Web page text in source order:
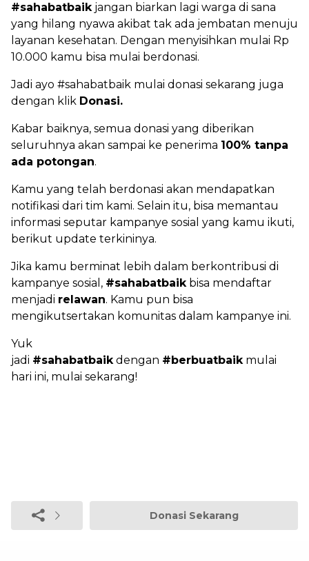
#sahabatbaikjangan biarkan lagi warga di sana
yang hilang nyawa akibat tak ada jembatan menuju
layanan kesehatan. Dengan menyisihkan mulai Rp
10.000 kamu bisa mulai berdonasi.
Jadi ayo #sahabatbaik mulai donasi sekarang juga
dengan klik Donasi.
Kabar baiknya, semua donasi yang diberikan
seluruhnya akan sampai ke penerima 100% tanpa
ada potongan.
Kamu yang telah berdonasi akan mendapatkan
notifikasi dari tim kami. Selain itu, bisa memantau
informasi seputar kampanye sosial yang kamu ikuti,
berikut update terkininya.
Jika kamu berminat lebih dalam berkontribusi di
kampanye sosial, #sahabatbaikbisa mendaftar
menjadi relawan. Kamu pun bisa
mengikutsertakan komunitas dalam kampanye ini.
Yuk
jadi #sahabatbaikdengan #berbuatbaikmulai
hari ini, mulai sekarang!
Donasi Sekarang